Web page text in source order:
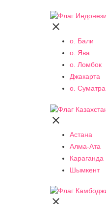

о. Бали
о. Ява
о. Ломбок
Джакарта
о. Суматра

Астана
Алма-Ата
Караганда
Шымкент
